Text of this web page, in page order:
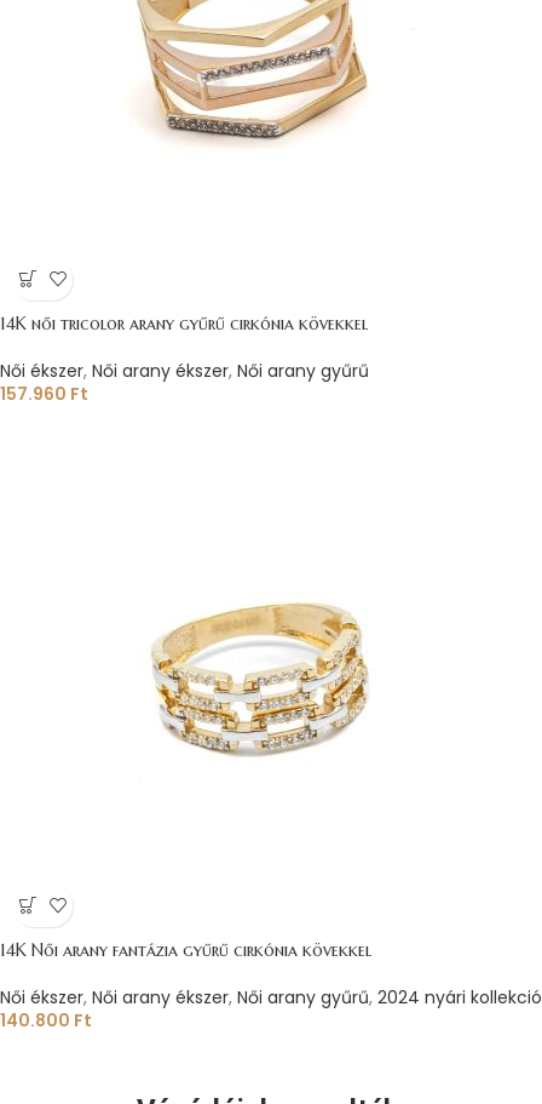
14K női tricolor arany gyűrű cirkónia kövekkel
Női ékszer, Női arany ékszer, Női arany gyűrű
157.960 Ft
14K Női arany fantázia gyűrű cirkónia kövekkel
Női ékszer, Női arany ékszer, Női arany gyűrű, 2024 nyári kollekció
140.800 Ft